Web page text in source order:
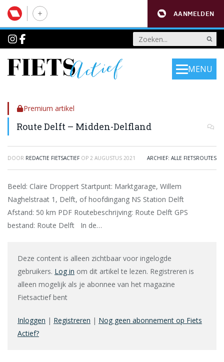
AANMELDEN
MENU
Premium artikel
Route Delft – Midden-Delfland
DOOR REDACTIE FIETSACTIEF OP 2 AUGUSTUS 2021 ARCHIEF: ALLE FIETSROUTES
Beeld: Claire Droppert Startpunt: Marktgarage, Willem
Naghelstraat 1, Delft, of hoofdingang NS Station Delft
Afstand: 50 km PDF Routebeschrijving: Route Delft GPS
bestand: Route Delft In de…
Deze content is alleen zichtbaar voor ingelogde
gebruikers. Log in om dit artikel te lezen. Registreren is
alleen mogelijk als je abonnee van het magazine
Fietsactief bent
Inloggen | Registreren | Nog geen abonnement op Fiets
Actief?